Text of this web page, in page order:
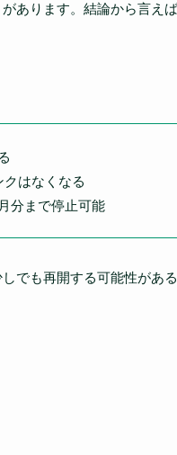
あります。結論から言え
はなくなる
分まで停止可能
でも再開する可能性があ